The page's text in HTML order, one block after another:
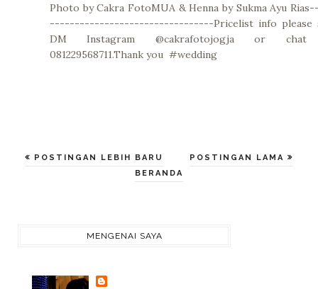
Photo by Cakra FotoMUA & Henna by Sukma Ayu
---------------------------------Pricelist info please
DM Instagram @cakrafotojogja or chat
081229568711.Thank you #wedding
POSTINGAN LEBIH BARU
POSTINGAN LAMA
BERANDA
MENGENAI SAYA